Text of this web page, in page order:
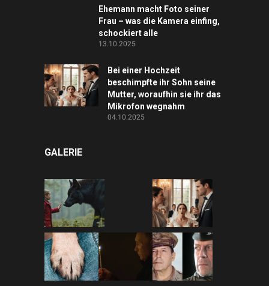
Ehemann macht Foto seiner
Frau – was die Kamera einfing,
schockiert alle
13.10.2025
Bei einer Hochzeit
beschimpfte ihr Sohn seine
Mutter, woraufhin sie ihr das
Mikrofon wegnahm
04.10.2025
GALERIE